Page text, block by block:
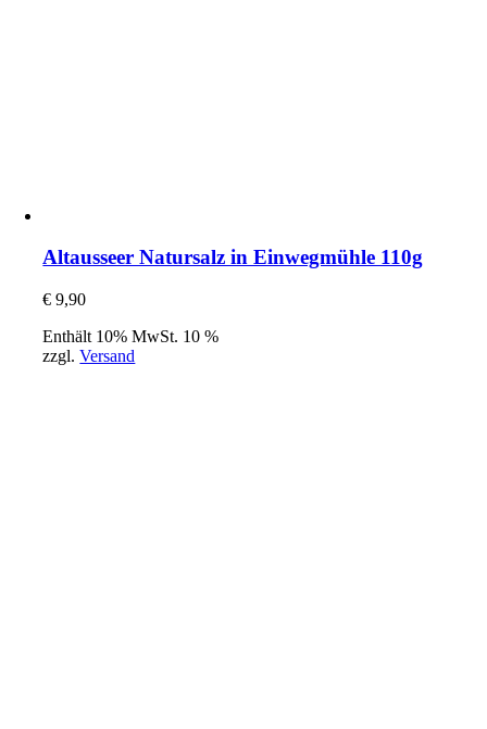
Altausseer Natursalz in Einwegmühle 110g
€ 9,90
Enthält 10% MwSt. 10 %
zzgl.Versand